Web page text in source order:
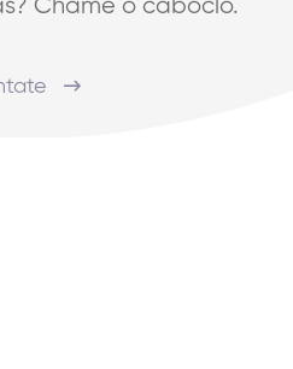
Chame o caboclo.